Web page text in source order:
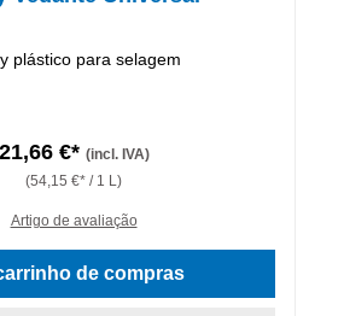
plástico para selagem
21,66 €* (incl. IVA)
(54,15 €* / 1 L)
Artigo de avaliação
de compras